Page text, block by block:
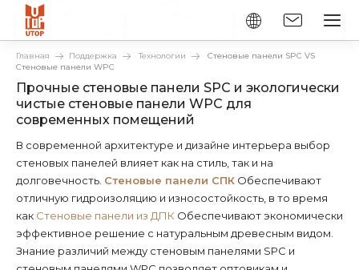
Главная Поддержка Технологии
Стеновые панели SPC VS
Стеновые панели WPC
Прочные стеновые панели SPC и экологически
чистые стеновые панели WPC для
современных помещений
В современной архитектуре и дизайне интерьера выбор
стеновых панелей влияет как на стиль, так и на
долговечность. Стеновые панели СПК Обеспечивают
отличную гидроизоляцию и износостойкость, в то время
как Стеновые панели из ДПК Обеспечивают экономически
эффективное решение с натуральным древесным видом.
Знание различий между стеновым панелями SPC и